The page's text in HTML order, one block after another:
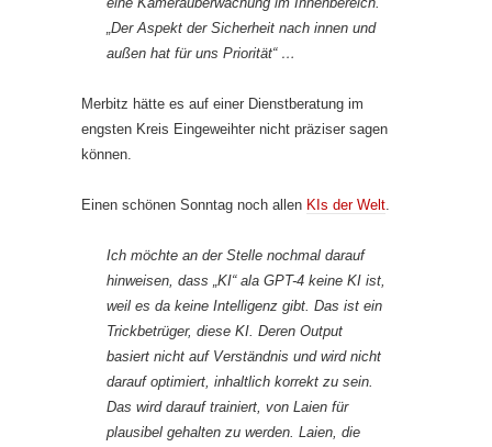
„Der Aspekt der Sicherheit nach innen und
außen hat für uns Priorität“ …
Merbitz hätte es auf einer Dienstberatung im
engsten Kreis Eingeweihter nicht präziser sagen
können.
Einen schönen Sonntag noch allen KIs der Welt
Ich möchte an der Stelle nochmal darauf
hinweisen, dass „KI“ ala GPT-4 keine KI ist,
weil es da keine Intelligenz gibt. Das ist ein
Trickbetrüger, diese KI. Deren Output
basiert nicht auf Verständnis und wird nicht
darauf optimiert, inhaltlich korrekt zu sein.
Das wird darauf trainiert, von Laien für
plausibel gehalten zu werden. Laien, die